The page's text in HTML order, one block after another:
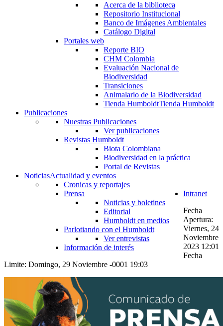
Acerca de la biblioteca
Repositorio Institucional
Banco de Imágenes Ambientales
Catálogo Digital
Portales web
Reporte BIO
CHM Colombia
Evaluación Nacional de
Biodiversidad
Transiciones
Animalario de la Biodiversidad
Tienda HumboldtTienda Humboldt
Publicaciones
Nuestras Publicaciones
Ver publicaciones
Revistas Humboldt
Biota Colombiana
Biodiversidad en la práctica
Portal de Revistas
NoticiasActualidad y eventos
Cronicas y reportajes
Prensa
Noticias y boletines
Editorial
Humboldt en medios
Parlotiando con el Humboldt
Ver entrevistas
Información de interés
Intranet
Fecha
Apertura:
Viernes, 24
Noviembre
2023 12:01
Fecha
Limite: Domingo, 29 Noviembre -0001 19:03